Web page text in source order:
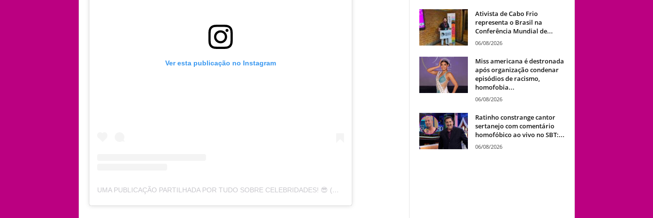
Ver esta publicação no Instagram
UMA PUBLICAÇÃO PARTILHADA POR TUDO SOBRE CELEBRIDADES! 😎 (@TUDOSOBRECELEBS)
Ativista de Cabo Frio
representa o Brasil na
Conferência Mundial de...
06/08/2026
Miss americana é destronada
após organização condenar
episódios de racismo,
homofobia...
06/08/2026
Ratinho constrange cantor
sertanejo com comentário
homofóbico ao vivo no SBT:...
06/08/2026